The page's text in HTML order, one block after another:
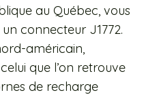
au Québec, vous
connecteur J1772.
américain,
que l’on retrouve
de recharge